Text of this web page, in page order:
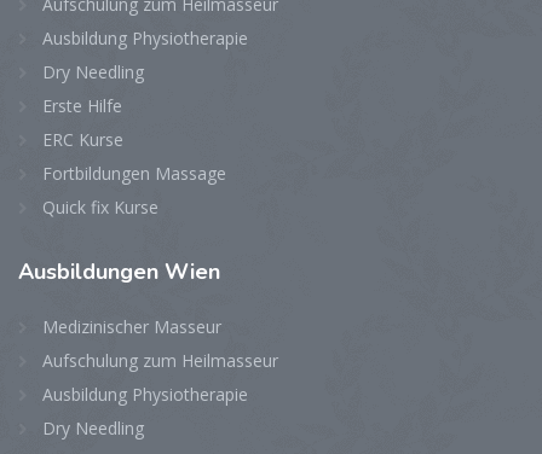
Aufschulung zum Heilmasseur
Ausbildung Physiotherapie
Dry Needling
Erste Hilfe
ERC Kurse
Fortbildungen Massage
Quick fix Kurse
Ausbildungen Wien
Medizinischer Masseur
Aufschulung zum Heilmasseur
Ausbildung Physiotherapie
Dry Needling